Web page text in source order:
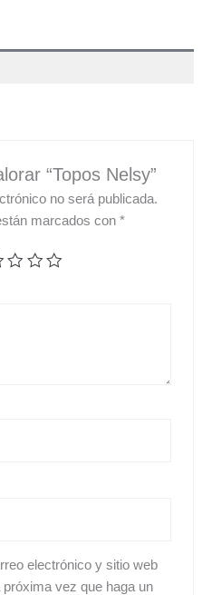
“Topos Nelsy”
no será publicada.
marcados con*
electrónico y sitio web
vez que haga un